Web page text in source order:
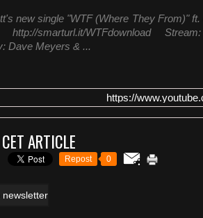
new single "WTF (Where They From)"
http://smarturl.it/WTFdownload
Dave Meyers & ...
https://
ARTICLE
Repost 0
newsletter